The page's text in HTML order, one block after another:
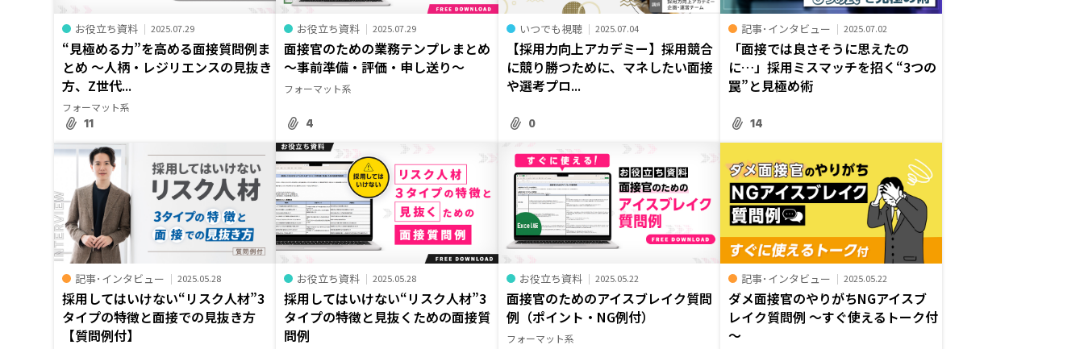
お役立ち資料 2025.07.29
“見極める力”を高める面接質問例ま
とめ ～人柄・レジリエンスの見抜き
方、Z世代...
フォーマット系
11
お役立ち資料 2025.07.29
面接官のための業務テンプレまとめ
～事前準備・評価・申し送り～
フォーマット系
4
いつでも視聴 2025.07.04
【採用力向上アカデミー】採用競合
に競り勝つために、マネしたい面接
や選考プロ...
0
記事･インタビュー 2025.07.02
「面接では良さそうに思えたの
に…」採用ミスマッチを招く“3つの
罠”と見極め術
14
記事･インタビュー 2025.05.28
採用してはいけない“リスク人材”3
タイプの特徴と面接での見抜き方
【質問例付】
お役立ち資料 2025.05.28
採用してはいけない“リスク人材”3
タイプの特徴と見抜くための面接質
問例
お役立ち資料 2025.05.22
面接官のためのアイスブレイク質問
例（ポイント・NG例付）
フォーマット系
記事･インタビュー 2025.05.22
ダメ面接官のやりがちNGアイスブ
レイク質問例 ～すぐ使えるトーク付
～